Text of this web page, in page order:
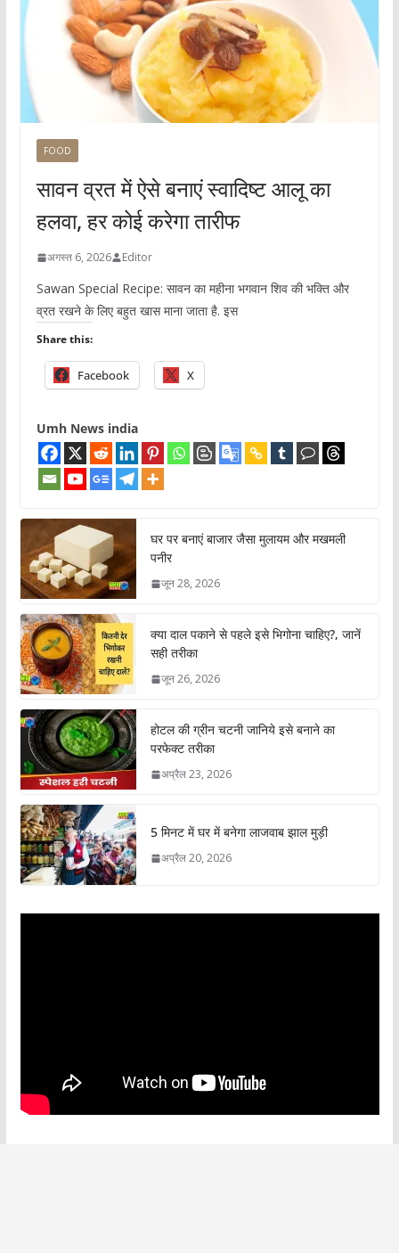
FOOD
सावन व्रत में ऐसे बनाएं स्वादिष्ट आलू का
हलवा, हर कोई करेगा तारीफ
अगस्त 6, 2026 Editor
Sawan Special Recipe: सावन का महीना भगवान शिव की भक्ति और
व्रत रखने के लिए बहुत खास माना जाता है. इस
Share this:
Facebook X
Umh News india
घर पर बनाएं बाजार जैसा मुलायम और मखमली
पनीर
जून 28, 2026
क्या दाल पकाने से पहले इसे भिगोना चाहिए?, जानें
सही तरीका
जून 26, 2026
होटल की ग्रीन चटनी जानिये इसे बनाने का
परफेक्ट तरीका
अप्रैल 23, 2026
5 मिनट में घर में बनेगा लाजवाब झाल मुड़ी
अप्रैल 20, 2026